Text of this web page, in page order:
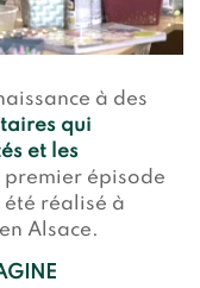
à des
qui
et les
épisode
été réalisé à
Alsace.